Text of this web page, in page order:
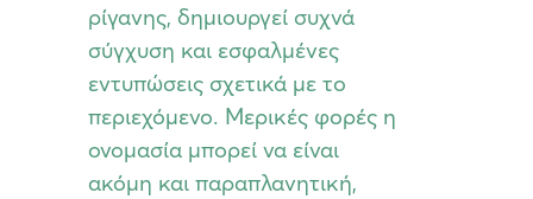
ρίγανης, δημιουργεί συχνά
σύγχυση και εσφαλμένες
εντυπώσεις σχετικά με το
περιεχόμενο. Μερικές φορές η
ονομασία μπορεί να είναι
ακόμη και παραπλανητική,